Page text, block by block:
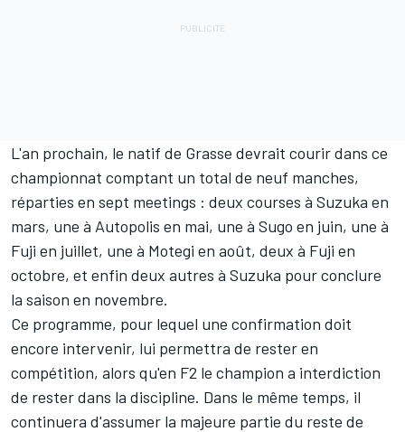
L'an prochain, le natif de Grasse devrait courir dans ce
championnat comptant un total de neuf manches,
réparties en sept meetings : deux courses à Suzuka en
mars, une à Autopolis en mai, une à Sugo en juin, une à
Fuji en juillet, une à Motegi en août, deux à Fuji en
octobre, et enfin deux autres à Suzuka pour conclure
la saison en novembre.
Ce programme, pour lequel une confirmation doit
encore intervenir, lui permettra de rester en
compétition, alors qu'en F2 le champion a interdiction
de rester dans la discipline. Dans le même temps, il
continuera d'assumer la majeure partie du reste de